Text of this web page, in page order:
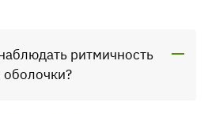
ритмичность
оболочки?